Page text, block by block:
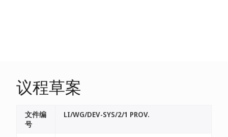
议程草案
文件编
号
LI/WG/DEV-SYS/2/1 PROV.